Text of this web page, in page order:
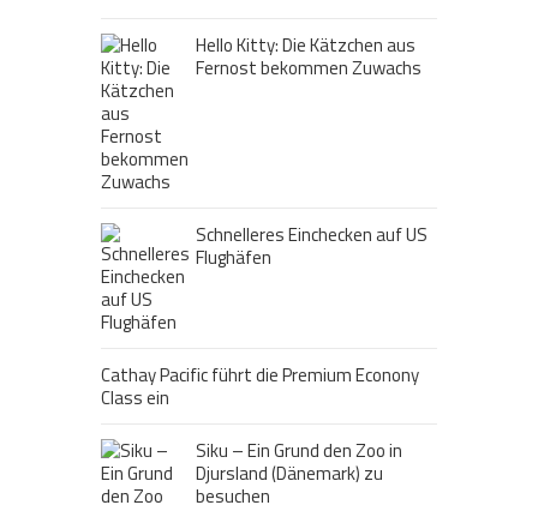
Hello Kitty: Die Kätzchen aus
Fernost bekommen Zuwachs
Schnelleres Einchecken auf US
Flughäfen
Cathay Pacific führt die Premium Econony
Class ein
Siku – Ein Grund den Zoo in
Djursland (Dänemark) zu
besuchen